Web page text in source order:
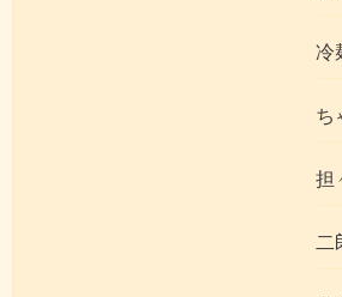
冷
ち
担
二